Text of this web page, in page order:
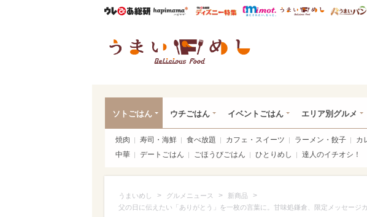
ウレぴあ総研ハピママ* ウレぴあ総研 ディズニー特集
mimot. うまいめし
ソトごはん ウチごはん イベントごはん エリア別グルメ
焼肉 寿司・海鮮 食べ放題 カフェ・スイーツ ラーメン・餃子 カ
中華
デートごはん ごほうびごはん ひとりめし 達人のイチオシ！
うまいめし > グルメニュース > 新商品 >
父の日に伝えたい「ありがとう」を一枚の言葉に。甘味処鎌倉、限定メッセージ